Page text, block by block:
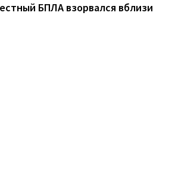
БПЛА взорвался вблизи